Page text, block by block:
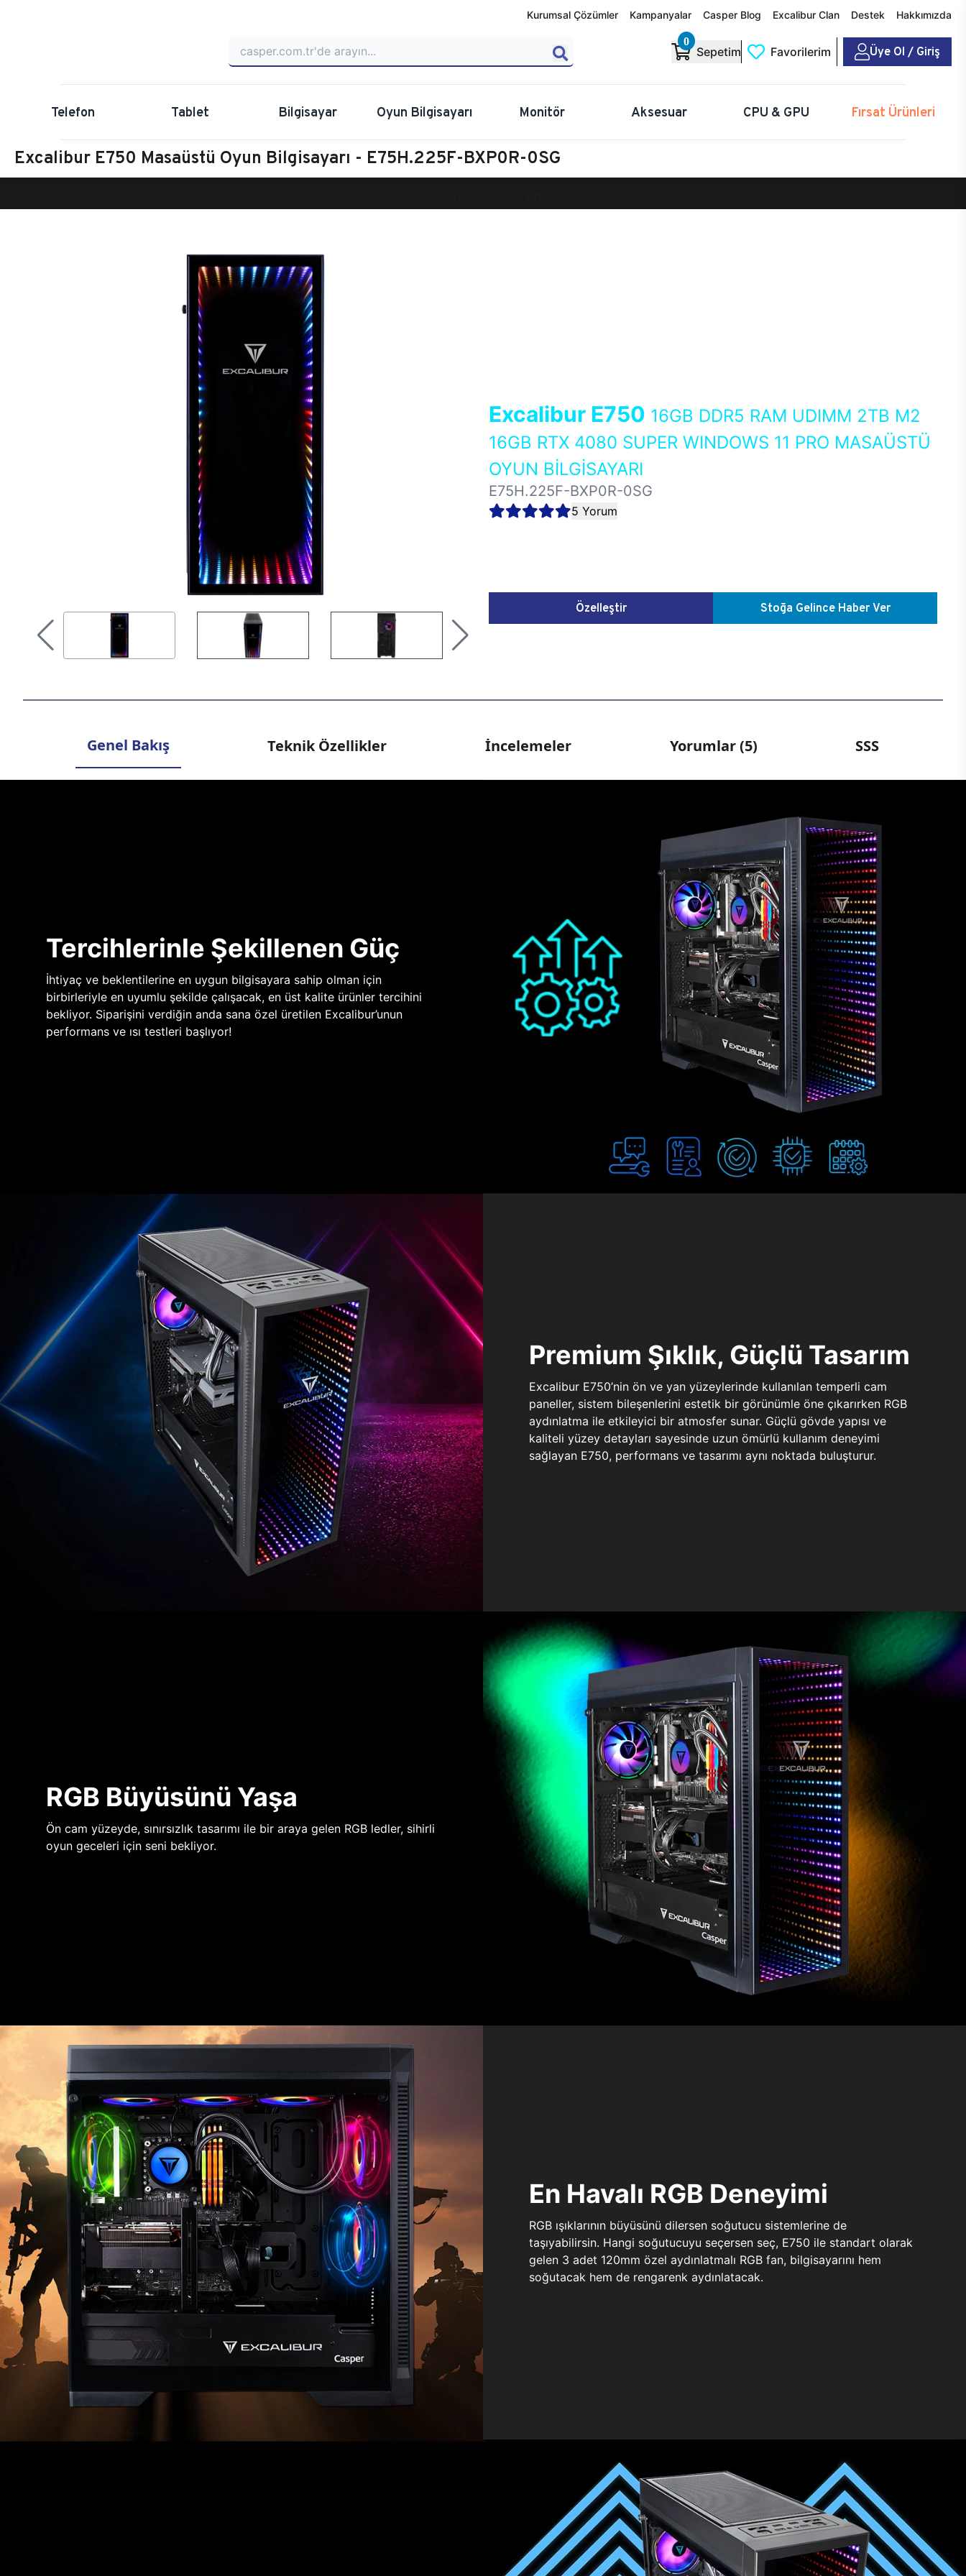
Kurumsal Çözümler Kampanyalar Casper Blog Excalibur Clan Destek Hakkımızda
0
Sepetim Favorilerim Üye Ol / Giriş
Telefon Tablet Bilgisayar Oyun Bilgisayarı Monitör Aksesuar CPU & GPU Fırsat Ürünleri
Excalibur E750 Masaüstü Oyun Bilgisayarı - E75H.225F-BXP0R-0SG
Excalibur E750 16GB DDR5 RAM UDIMM 2TB M2
16GB RTX 4080 SUPER WINDOWS 11 PRO MASAÜSTÜ
OYUN BİLGİSAYARI
E75H.225F-BXP0R-0SG
5 Yorum
Özelleştir Stoğa Gelince Haber Ver
Genel Bakış Teknik Özellikler İncelemeler Yorumlar (5) SSS
Tercihlerinle Şekillenen Güç
İhtiyaç ve beklentilerine en uygun bilgisayara sahip olman için
birbirleriyle en uyumlu şekilde çalışacak, en üst kalite ürünler tercihini
bekliyor. Siparişini verdiğin anda sana özel üretilen Excalibur’unun
performans ve ısı testleri başlıyor!
Premium Şıklık, Güçlü Tasarım
Excalibur E750’nin ön ve yan yüzeylerinde kullanılan temperli cam
paneller, sistem bileşenlerini estetik bir görünümle öne çıkarırken RGB
aydınlatma ile etkileyici bir atmosfer sunar. Güçlü gövde yapısı ve
kaliteli yüzey detayları sayesinde uzun ömürlü kullanım deneyimi
sağlayan E750, performans ve tasarımı aynı noktada buluşturur.
RGB Büyüsünü Yaşa
Ön cam yüzeyde, sınırsızlık tasarımı ile bir araya gelen RGB ledler, sihirli
oyun geceleri için seni bekliyor.
En Havalı RGB Deneyimi
RGB ışıklarının büyüsünü dilersen soğutucu sistemlerine de
taşıyabilirsin. Hangi soğutucuyu seçersen seç, E750 ile standart olarak
gelen 3 adet 120mm özel aydınlatmalı RGB fan, bilgisayarını hem
soğutacak hem de rengarenk aydınlatacak.